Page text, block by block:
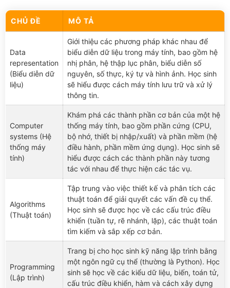
CHỦ ĐỀ MÔ TẢ
Data
representation
(Biểu diễn dữ
liệu)
Giới thiệu các phương pháp khác nhau để
biểu diễn dữ liệu trong máy tính, bao gồm hệ
nhị phân, hệ thập lục phân, biểu diễn số
nguyên, số thực, ký tự và hình ảnh. Học sinh
sẽ hiểu được cách máy tính lưu trữ và xử lý
thông tin.
Computer
systems (Hệ
thống máy
tính)
Khám phá các thành phần cơ bản của một hệ
thống máy tính, bao gồm phần cứng (CPU,
bộ nhớ, thiết bị nhập/xuất) và phần mềm (hệ
điều hành, phần mềm ứng dụng). Học sinh sẽ
hiểu được cách các thành phần này tương
tác với nhau để thực hiện các tác vụ.
Algorithms
(Thuật toán)
Tập trung vào việc thiết kế và phân tích các
thuật toán để giải quyết các vấn đề cụ thể.
Học sinh sẽ được học về các cấu trúc điều
khiển (tuần tự, rẽ nhánh, lặp), các thuật toán
tìm kiếm và sắp xếp cơ bản.
Programming
(Lập trình)
Trang bị cho học sinh kỹ năng lập trình bằng
một ngôn ngữ cụ thể (thường là Python). Học
sinh sẽ học về các kiểu dữ liệu, biến, toán tử,
cấu trúc điều khiển, hàm và cách xây dựng